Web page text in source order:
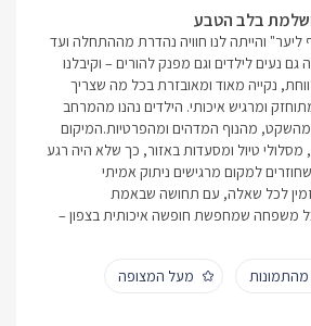
בלב הטבע
והייתה לנו חוויה נהדרת מההתחלה ועד
גם נעים לילדים וגם מפנק להורים – וקיבלנו
נקייה מאוד ומאובזרת בכל מה שצריך
ומרגיש איכותי. הילדים נהנו מהמרחב
מהשקט, מהנוף המדהים ומהפרטיות.המיקום
מסלולי טיול ומסעדות באזור, כך שלא היה רגע
למקום מרגישים ניתוק אמיתי
וזמין לכל שאלה, עם תחושה שבאמת
משפחה שמחפשת חופשה איכותית בצפון –
מהתמונות
מעל המצופה